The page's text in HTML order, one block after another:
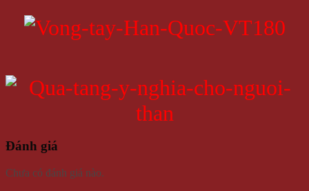
Đánh giá
Chưa có đánh giá nào.